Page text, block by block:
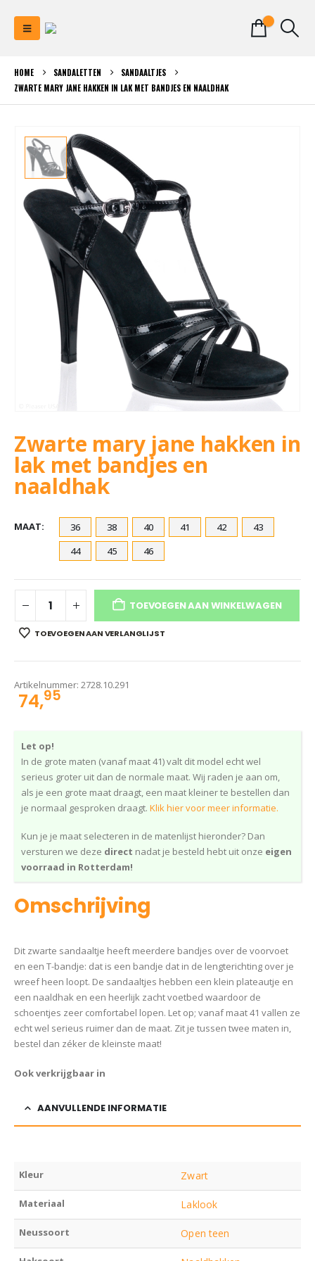
HOME SANDALETTEN
SANDAALTJES
ZWARTE MARY JANE HAKKEN IN LAK MET BANDJES EN NAALDHAK
Zwarte mary jane hakken in
lak met bandjes en
naaldhak
MAAT 36 38 40 41 42
43
44
45 46
TOEVOEGEN AAN WINKELWAGEN
TOEVOEGEN AAN VERLANGLIJST
Artikelnummer: 2728.10.291
74,95
Let op!
In de grote maten (vanaf maat 41) valt dit model echt wel
serieus groter uit dan de normale maat. Wij raden je aan om,
als je een grote maat draagt, een maat kleiner te bestellen dan
je normaal gesproken draagt. Klik hier voor meer informatie.
Kun je je maat selecteren in de matenlijst hieronder? Dan
versturen we deze direct nadat je besteld hebt uit onze eigen
voorraad in Rotterdam!
Omschrijving
Dit zwarte sandaaltje heeft meerdere bandjes over de voorvoet
en een T-bandje: dat is een bandje dat in de lengterichting over je
wreef heen loopt. De sandaaltjes hebben een klein plateautje en
een naaldhak en een heerlijk zacht voetbed waardoor de
schoentjes zeer comfortabel lopen. Let op; vanaf maat 41 vallen ze
echt wel serieus ruimer dan de maat. Zit je tussen twee maten in,
bestel dan zéker de kleinste maat!
Ook verkrijgbaar in
AANVULLENDE INFORMATIE
Kleur Zwart
Materiaal Laklook
Neussoort Open teen